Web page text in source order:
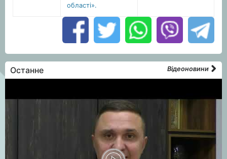
області».
Останне Відеоновини